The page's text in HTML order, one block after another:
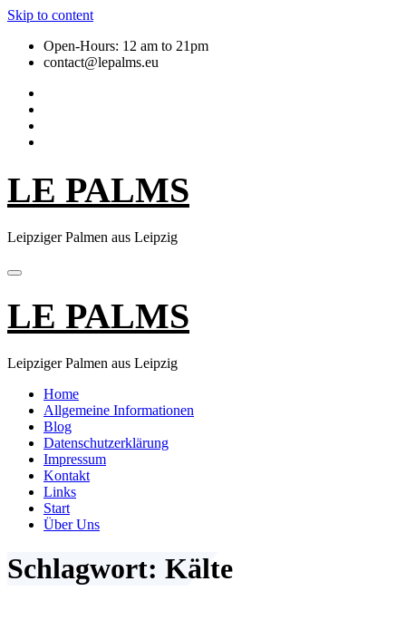
Skip to content
Open-Hours: 12 am to 21pm
contact@lepalms.eu
LE PALMS
Leipziger Palmen aus Leipzig
LE PALMS
Leipziger Palmen aus Leipzig
Home
Allgemeine Informationen
Blog
Datenschutzerklärung
Impressum
Kontakt
Links
Start
Über Uns
Schlagwort: Kälte